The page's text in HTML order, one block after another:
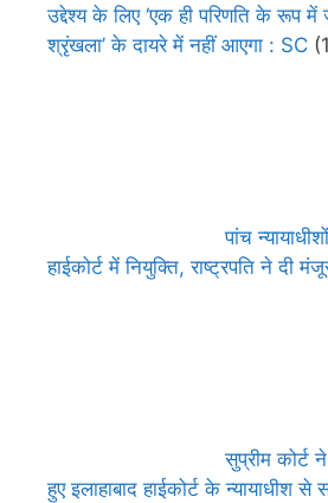
उद्देश्य के लिए ‘एक ही परिणति के रूप
श्रृंखला’ के दायरे में नहीं आएगा : SC
पांच
हाईकोर्ट में नियुक्ति, राष्ट्रपति ने दी
सुप्रीम कोर्ट
हुए इलाहाबाद हाईकोर्ट के न्यायाधीश